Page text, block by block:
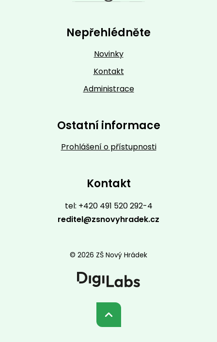
Nepřehlédněte
Novinky
Kontakt
Administrace
Ostatní informace
Prohlášení o přístupnosti
Kontakt
tel: +420 491 520 292-4
reditel@zsnovyhradek.cz
© 2026 ZŠ Nový Hrádek